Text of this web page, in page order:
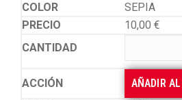
SEPIA
10,00 €
AÑADIR